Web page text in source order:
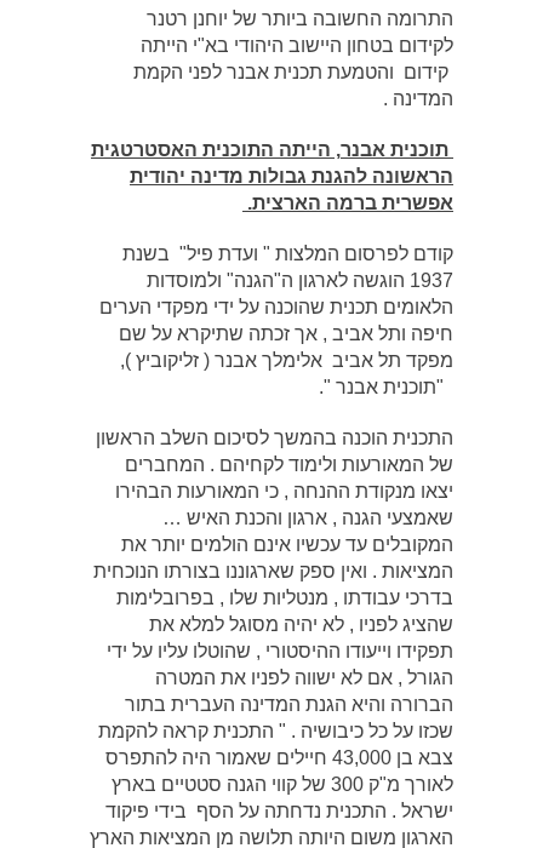
התרומה החשובה ביותר של יוחנן רטנר
לקידום בטחון היישוב היהודי בא"י הייתה
קידום והטמעת תכנית אבנר לפני הקמת
המדינה .
תוכנית אבנר, הייתה התוכנית האסטרטגית
הראשונה להגנת גבולות מדינה יהודית
אפשרית ברמה הארצית.
קודם לפרסום המלצות " ועדת פיל" בשנת
1937 הוגשה לארגון ה"הגנה" ולמוסדות
הלאומים תכנית שהוכנה על ידי מפקדי הערים
חיפה ותל אביב , אך זכתה שתיקרא על שם
מפקד תל אביב אלימלך אבנר ( זליקוביץ ),
"תוכנית אבנר ".
התכנית הוכנה בהמשך לסיכום השלב הראשון
של המאורעות ולימוד לקחיהם . המחברים
יצאו מנקודת ההנחה , כי המאורעות הבהירו
שאמצעי הגנה , ארגון והכנת האיש …
המקובלים עד עכשיו אינם הולמים יותר את
המציאות . ואין ספק שארגוננו בצורתו הנוכחית
בדרכי עבודתו , מנטליות שלו , בפרובלימות
שהציג לפניו , לא יהיה מסוגל למלא את
תפקידו וייעודו ההיסטורי , שהוטלו עליו על ידי
הגורל , אם לא ישווה לפניו את המטרה
הברורה והיא הגנת המדינה העברית בתור
שכזו על כל כיבושיה . " התכנית קראה להקמת
צבא בן 43,000 חיילים שאמור היה להתפרס
לאורך מ"ק 300 של קווי הגנה סטטיים בארץ
ישראל . התכנית נדחתה על הסף בידי פיקוד
הארגון משום היותה תלושה מן המציאות הארץ